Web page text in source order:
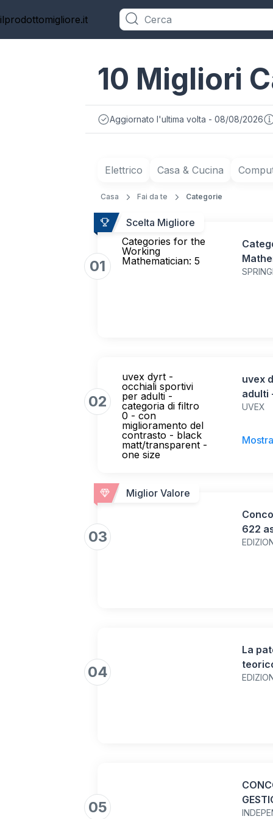
ilprodottomigliore.it
10 Migliori
Aggiornato l'ultima volta - 08/08/2026
Elettrico Casa & Cucina
Casa Fai da te Categorie
Scelta Migliore
01
Categories for the
Working
Mathematician: 5
02
uvex dyrt -
occhiali sportivi
per adulti -
categoria di filtro
0 - con
miglioramento del
contrasto - black
matt/transparent -
one size
UVEX
uvex
adulti
Miglior Valore
03
622
04
La
05